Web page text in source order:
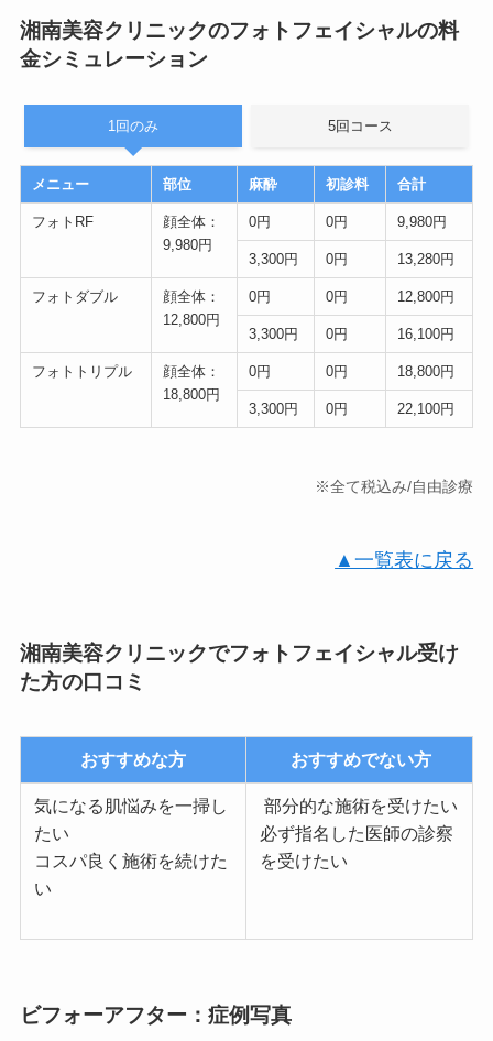
湘南美容クリニックのフォトフェイシャルの料
金シミュレーション
1回のみ 5回コース
メニュー 部位 麻酔 初診料 合計
フォトRF
顔全体：
9,980円
0円 0円 9,980円
3,300円 0円 13,280円
フォトダブル
顔全体：
12,800円
0円 0円 12,800円
3,300円 0円 16,100円
フォトトリプル
顔全体：
18,800円
0円 0円 18,800円
3,300円 0円 22,100円
※全て税込み/自由診療
▲一覧表に戻る
湘南美容クリニックでフォトフェイシャル受け
た方の口コミ
おすすめな方 おすすめでない方
気になる肌悩みを一掃し
たい
コスパ良く施術を続けた
い
部分的な施術を受けたい
必ず指名した医師の診察
を受けたい
ビフォーアフター：症例写真